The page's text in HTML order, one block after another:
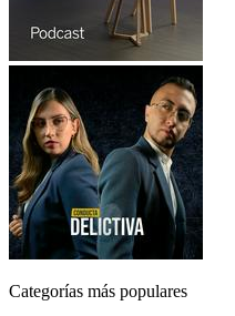
Categorías más populares